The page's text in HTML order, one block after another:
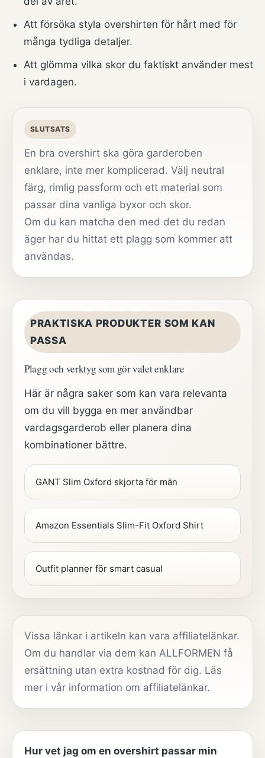
Att försöka styla overshirten för hårt med för
många tydliga detaljer.
Att glömma vilka skor du faktiskt använder mest
i vardagen.
SLUTSATS
En bra overshirt ska göra garderoben
enklare, inte mer komplicerad. Välj neutral
färg, rimlig passform och ett material som
passar dina vanliga byxor och skor.
Om du kan matcha den med det du redan
äger har du hittat ett plagg som kommer att
användas.
PRAKTISKA PRODUKTER SOM KAN
PASSA
Plagg och verktyg som gör valet enklare
Här är några saker som kan vara relevanta
om du vill bygga en mer användbar
vardagsgarderob eller planera dina
kombinationer bättre.
GANT Slim Oxford skjorta för män
Amazon Essentials Slim-Fit Oxford Shirt
Outfit planner för smart casual
Vissa länkar i artikeln kan vara affiliatelänkar.
Om du handlar via dem kan ALLFORMEN få
ersättning utan extra kostnad för dig. Läs
mer i vår information om affiliatelänkar.
Hur vet jag om en overshirt passar min